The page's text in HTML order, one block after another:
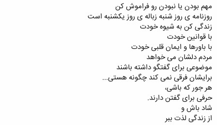
مهم بودن یا نبودن رو فراموش کن
روزنامه ی روز شنبه زباله ی روز یکشنبه است
زندگی کن به شيوه خودت
با قوانين خودت
با باورها و ايمان قلبی خودت
مردم دلشان می خواهد
موضوعی برای گفتگو داشته باشند
برايشان فرقی نمی کند چگونه هستی...
هر جور که باشی،
حرفی برای گفتن دارند.
شاد باش و
از زندگی لذت ببر